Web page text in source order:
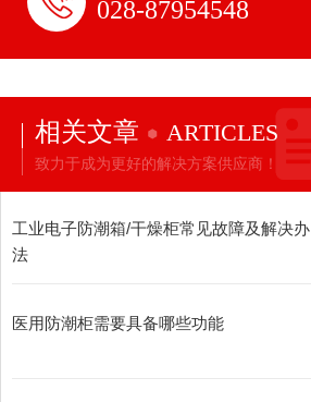
028-87954548
相关文章 ARTICLES
致力于成为更好的解决方案供应商！
工业电子防潮箱/干燥柜常见故障及解决办
法
医用防潮柜需要具备哪些功能